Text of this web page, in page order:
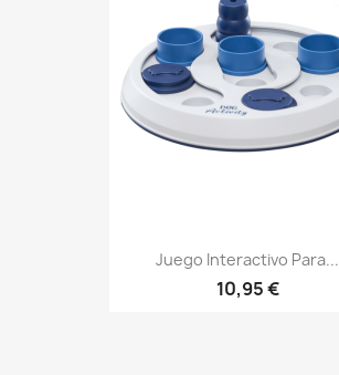
Juego Interactivo Para...
10,95 €